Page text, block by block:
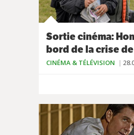
Sortie cinéma:
bord de la crise
CINÉMA & TÉLÉVISION